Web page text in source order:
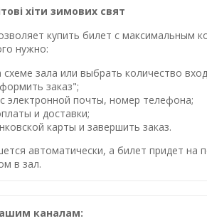
хіти зимових свят
купить билет с максимальным
нужно:
зала или выбрать количество
заказ";
электронной почты, номер телефона;
и доставки;
карты и завершить заказ.
автоматически, а билет придет на
в зал.
каналам: